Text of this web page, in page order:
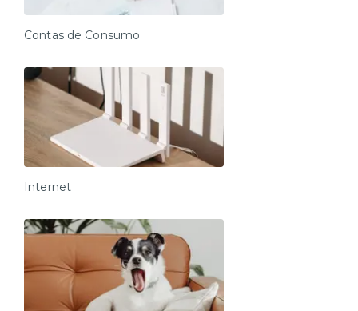
Contas de Consumo
Internet